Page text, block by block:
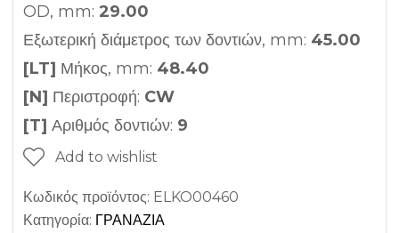
OD, mm: 29.00
Εξωτερική διάμετρος των δοντιών, mm: 45.00
[LT] Μήκος, mm: 48.40
[N] Περιστροφή: CW
[T] Αριθμός δοντιών: 9
Add to wishlist
Κωδικός προϊόντος: ELKO00460
Κατηγορία: ΓΡΑΝΑΖΙΑ